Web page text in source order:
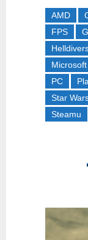
AMD
FPS
Microsoft
PC
Star
Steamu